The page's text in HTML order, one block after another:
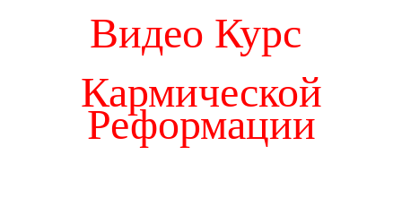
Видео Курс
Кармической
Реформации